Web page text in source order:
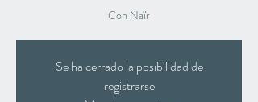
Con Naïr
Se ha cerrado la posibilidad de
registrarse